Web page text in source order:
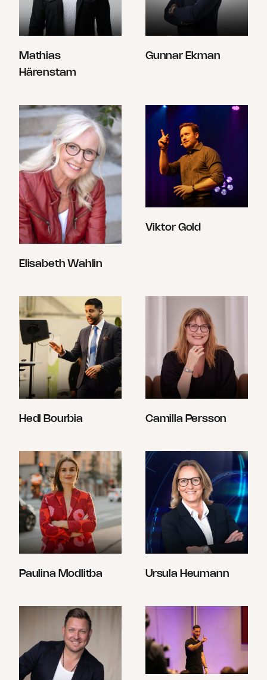
Mathias
Härenstam
Gunnar Ekman
Elisabeth Wahlin
Viktor Gold
Hedl Bourbia Camilla Persson
Paulina Modlitba Ursula Heumann